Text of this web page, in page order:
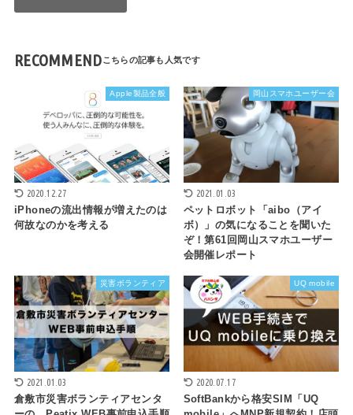
RECOMMEND
Apple製品全般
2020.12.27
iPhoneの流出情報が増えたのは
何故なのかを考える
岡山スマホユーザー会
2021.01.03
ペットロボット「aibo（アイ
ボ）」の気になることを聞いた
ぞ！第61回岡山スマホユーザー
会開催レポート
災害ボランティア
2021.01.03
倉敷市災害ボランティアセンタ
UQ mobile
2020.07.17
SoftBankから格安SIM「UQ